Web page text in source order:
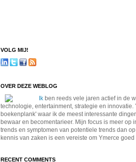
VOLG MIJ!
OVER DEZE WEBLOG
Ik ben reeds vele jaren actief in de
technologie, entertainment, strategie en innovatie.
boekenplank' waar ik de meest interessante
bewaar en becomentarieer. Mijn focus is meer op
trends en symptomen van potentiele trends dan
kennis van zaken is een vereiste om Ymerce
RECENT COMMENTS